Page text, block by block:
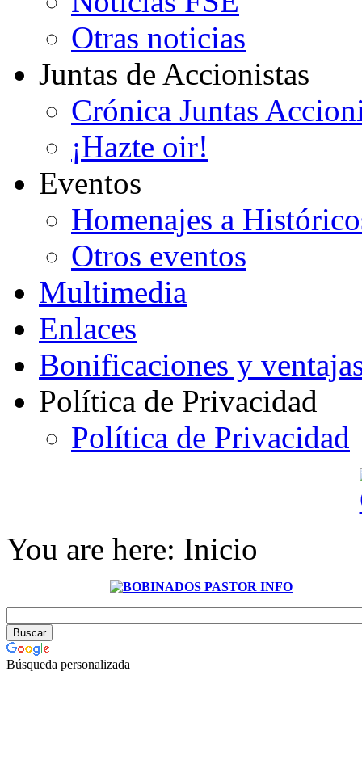
Otras noticias
Juntas de Accionistas
Crónica Juntas
¡Hazte oir!
Eventos
Homenajes a
Otros eventos
Multimedia
Enlaces
Bonificaciones y
Política de Privacidad
Política de Privacidad
You are here: Inicio
Búsqueda personalizada